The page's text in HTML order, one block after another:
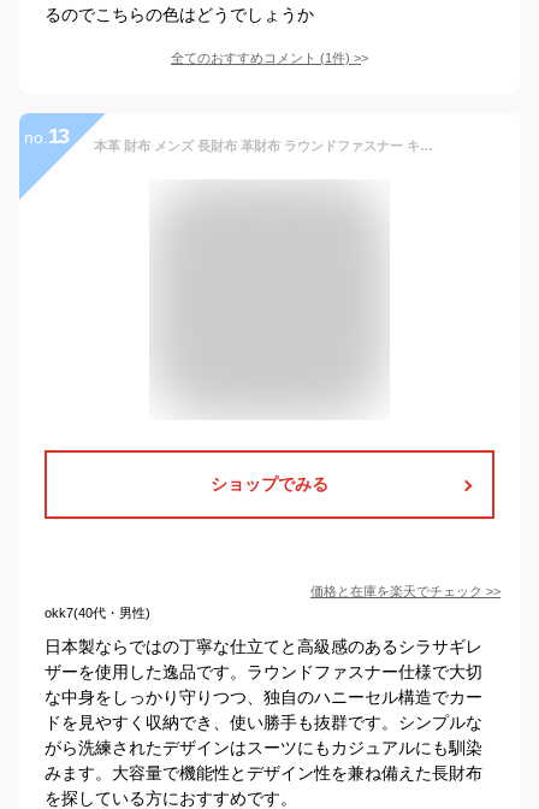
るのでこちらの色はどうでしょうか
全てのおすすめコメント (1件) >
no. 13 本革 財布 メンズ 長財布 革財布 ラウンドファスナー キプリス CYPRIS ハニーセル シラサギレザー 日本製 おしゃれ 人気 レザー 革 牛革 ブランド 彼氏 大容量 レディース ユニセックス
ショップでみる
価格と在庫を楽天でチェック >>
okk7(40代・男性)
日本製ならではの丁寧な仕立てと高級感のあるシラサギレ
ザーを使用した逸品です。ラウンドファスナー仕様で大切
な中身をしっかり守りつつ、独自のハニーセル構造でカー
ドを見やすく収納でき、使い勝手も抜群です。シンプルな
がら洗練されたデザインはスーツにもカジュアルにも馴染
みます。大容量で機能性とデザイン性を兼ね備えた長財布
を探している方におすすめです。